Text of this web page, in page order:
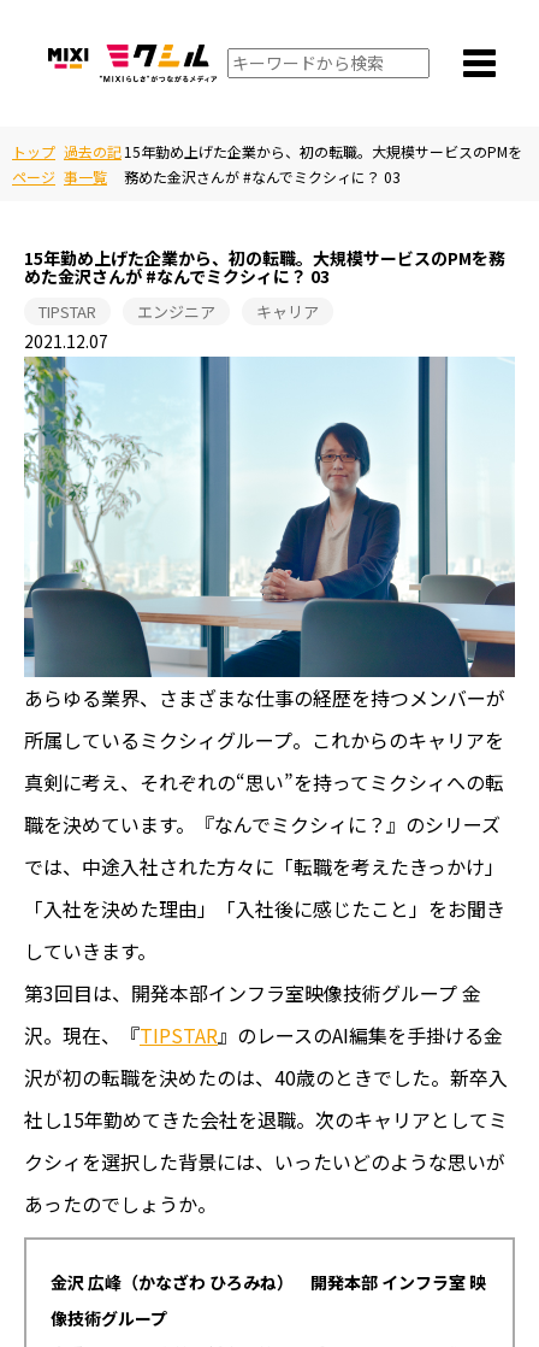
トップ
ページ
過去の記
事一覧
15年勤め上げた企業から、初の転職。大規模サービスのPMを
務めた金沢さんが #なんでミクシィに？ 03
15年勤め上げた企業から、初の転職。大規模サービスのPMを務
めた金沢さんが #なんでミクシィに？ 03
TIPSTAR エンジニア キャリア
2021.12.07
あらゆる業界、さまざまな仕事の経歴を持つメンバーが
所属しているミクシィグループ。これからのキャリアを
真剣に考え、それぞれの“思い”を持ってミクシィへの転
職を決めています。『なんでミクシィに？』のシリーズ
では、中途入社された方々に「転職を考えたきっかけ」
「入社を決めた理由」「入社後に感じたこと」をお聞き
していきます。
第3回目は、開発本部インフラ室映像技術グループ 金
沢。現在、『TIPSTAR』のレースのAI編集を手掛ける金
沢が初の転職を決めたのは、40歳のときでした。新卒入
社し15年勤めてきた会社を退職。次のキャリアとしてミ
クシィを選択した背景には、いったいどのような思いが
あったのでしょうか。
金沢 広峰（かなざわ ひろみね） 開発本部 インフラ室 映
像技術グループ